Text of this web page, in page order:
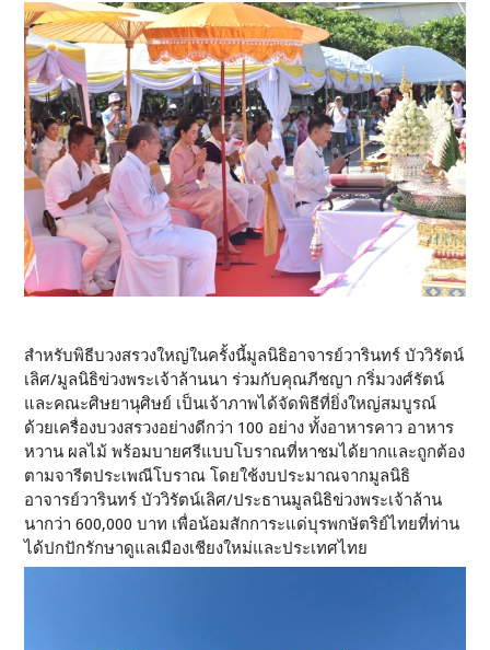
สำหรับพิธีบวงสรวงใหญ่ในครั้งนี้มูลนิธิอาจารย์วารินทร์ บัววิรัตน์
เลิศ/มูลนิธิข่วงพระเจ้าล้านนา ร่วมกับคุณภีชญา กริ่มวงศ์รัตน์
และคณะศิษยานุศิษย์ เป็นเจ้าภาพได้จัดพิธีที่ยิ่งใหญ่สมบูรณ์
ด้วยเครื่องบวงสรวงอย่างดีกว่า 100 อย่าง ทั้งอาหารคาว อาหาร
หวาน ผลไม้ พร้อมบายศรีแบบโบราณที่หาชมได้ยากและถูกต้อง
ตามจารีตประเพณีโบราณ โดยใช้งบประมาณจากมูลนิธิ
อาจารย์วารินทร์ บัววิรัตน์เลิศ/ประธานมูลนิธิข่วงพระเจ้าล้าน
นากว่า 600,000 บาท เพื่อน้อมสักการะแด่บุรพกษัตริย์ไทยที่ท่าน
ได้ปกปักรักษาดูแลเมืองเชียงใหม่และประเทศไทย